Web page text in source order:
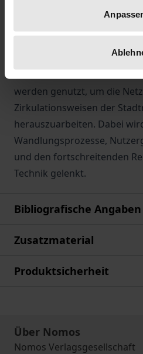
betrieben. Daher untersucht
Stadtrohrpostsystemen.
werden genutzt, um die
Zirkulationsweisen der
herauszuarbeiten. Dabei
Wandlungsprozesse,
und den fortschreitenden
Technik gelenkt.
Bibliografische Angaben
Zusatzmaterial
Produktsicherheit
Über Nomos
Nomos Verlagsgesellschaft